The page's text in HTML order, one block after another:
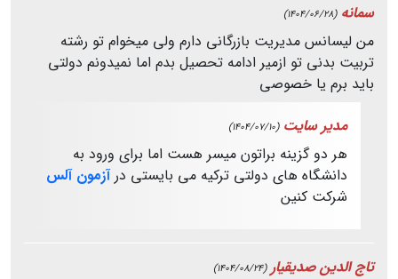
سمانه (1404/06/28)
من لیسانس مدیریت بازرگانی دارم ولی میخوام تو رشته
تربیت بدنی تو ازمیر ادامه تحصیل بدم اما نمیدونم دولتی
باید برم یا خصوصی
مدیر سایت (1404/07/10)
هر دو گزینه براتون میسر هست اما برای ورود به
دانشگاه های دولتی ترکیه می بایستی درآزمون آلس
شرکت کنین
تاج الدین صدیقیار(1404/08/24)